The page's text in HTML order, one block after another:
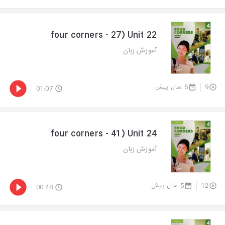
four corners - 27) Unit 22
آموزش زبان
9 5 سال پیش 01:07
four corners - 41) Unit 24
آموزش زبان
12 5 سال پیش 00:48